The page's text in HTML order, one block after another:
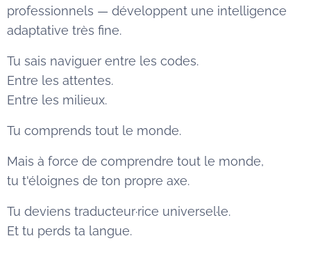
professionnels — développent une intelligence
adaptative très fine.
Tu sais naviguer entre les codes.
Entre les attentes.
Entre les milieux.
Tu comprends tout le monde.
Mais à force de comprendre tout le monde,
tu t'éloignes de ton propre axe.
Tu deviens traducteur·rice universel·le.
Et tu perds ta langue.